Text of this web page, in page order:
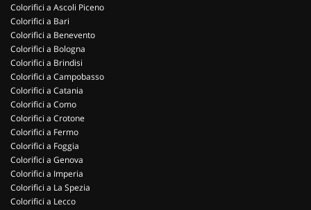
Colorifici a Ascoli Piceno
Colorifici a Bari
Colorifici a Benevento
Colorifici a Bologna
Colorifici a Brindisi
Colorifici a Campobasso
Colorifici a Catania
Colorifici a Como
Colorifici a Crotone
Colorifici a Fermo
Colorifici a Foggia
Colorifici a Genova
Colorifici a Imperia
Colorifici a La Spezia
Colorifici a Lecco